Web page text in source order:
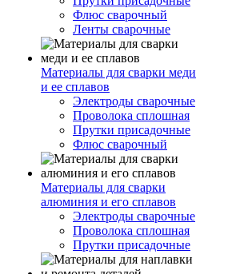
Флюс сварочный
Ленты сварочные
Материалы для сварки меди
и ее сплавов
Электроды сварочные
Проволока сплошная
Прутки присадочные
Флюс сварочный
Материалы для сварки
алюминия и его сплавов
Электроды сварочные
Проволока сплошная
Прутки присадочные